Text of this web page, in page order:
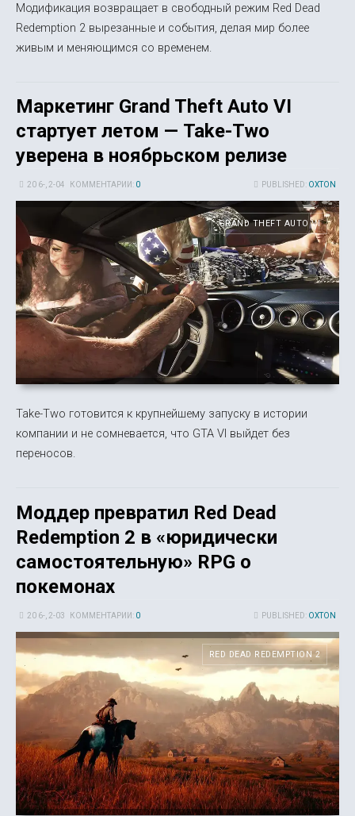
Модификация возвращает в свободный режим Red Dead
Redemption 2 вырезанные и события, делая мир более
живым и меняющимся со временем.
Маркетинг Grand Theft Auto VI
стартует летом — Take-Two
уверена в ноябрьском релизе
PUBLISHED: OXTON
20 6-, 2-04 КОММЕНТАРИИ: 0
GRAND THEFT AUTO VI
Take-Two готовится к крупнейшему запуску в истории
компании и не сомневается, что GTA VI выйдет без
переносов.
Моддер превратил Red Dead
Redemption 2 в «юридически
самостоятельную» RPG о
покемонах
PUBLISHED: OXTON
20 6-, 2-03 КОММЕНТАРИИ: 0
RED DEAD REDEMPTION 2